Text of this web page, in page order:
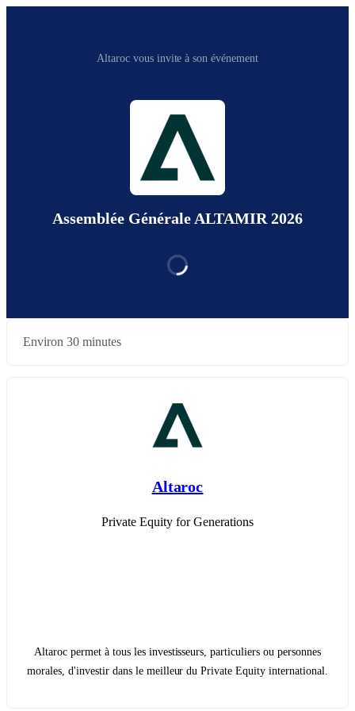
Altaroc vous invite à son événement
Assemblée Générale ALTAMIR 2026
Environ 30 minutes
Altaroc
Private Equity for Generations
Altaroc permet à tous les investisseurs, particuliers ou personnes
morales, d'investir dans le meilleur du Private Equity international.